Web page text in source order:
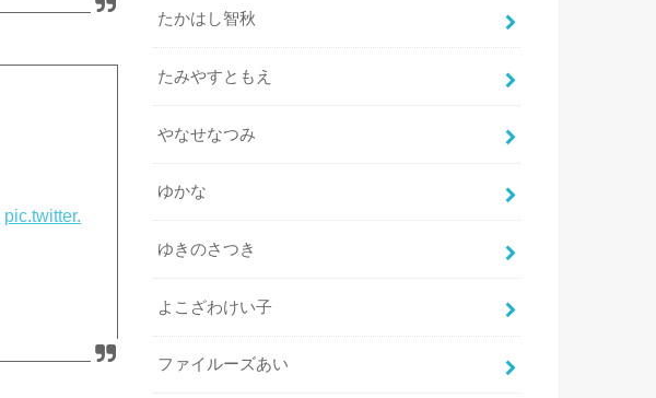
pic.twitter.
たかはし智秋
たみやすともえ
やなせなつみ
ゆかな
ゆきのさつき
よこざわけい子
ファイルーズあい